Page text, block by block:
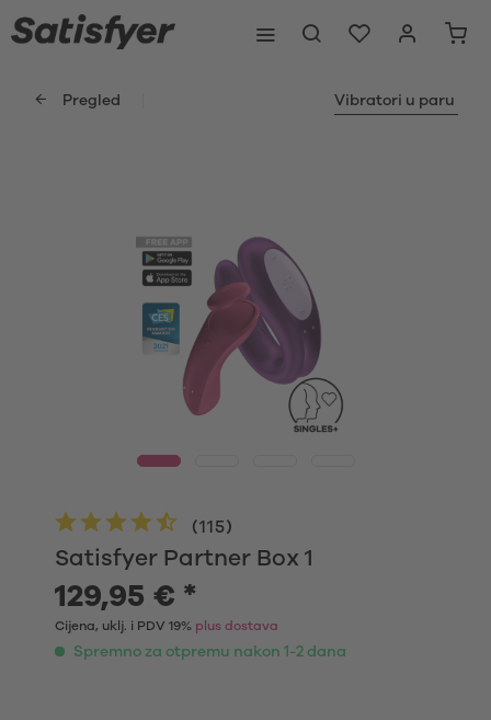
Pregled Vibratori u paru
Satisfyer Partner Box 1
(115)
129,95 € *
Cijena, uklj. i PDV 19% plus dostava
Spremno za otpremu nakon 1-2 dana